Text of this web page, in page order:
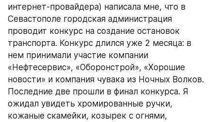
интернет-провайдера) написала мне, что в
Севастополе городская администрация
проводит конкурс на создание остановок
транспорта. Конкурс длился уже 2 месяца: в
нем принимали участие компании
«Нефтесервис», «Оборонстрой», «Хорошие
новости» и компания чувака из Ночных Волков.
Последние две прошли в финал конкурса. Я
ожидал увидеть хромированные ручки,
кожаные скамейки, козырек с огнями,